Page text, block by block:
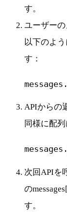
す。
ユーザーの
以下のよ
す：
APIからの
同様に配
次回APIを
の
す。